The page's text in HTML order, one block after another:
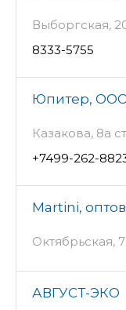
Выборгская,
8333-5755
Юпитер,
Казакова, 8а
+7499-262-
Martini,
Октябрьская,
АВГУСТ-ЭКО